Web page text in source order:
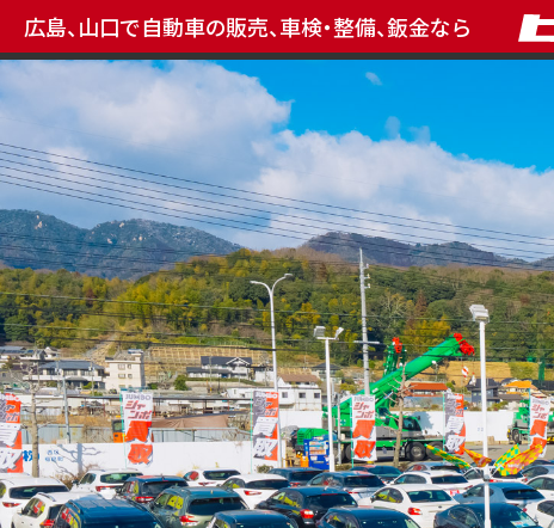
広島、山口で自動車の販売、車検・整備、鈑金なら